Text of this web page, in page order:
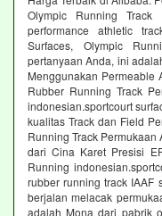
Olympic Running Track
performance athletic
Surfaces, Olympic
pertanyaan Anda, ini
Menggunakan Permeable
Rubber Running Track
indonesian.sportcourt
kualitas Track dan Field
Running Track
dari Cina Karet Presisi
Running
rubber running track IAAF
berjalan melacak
adalah Mona dari pabrik